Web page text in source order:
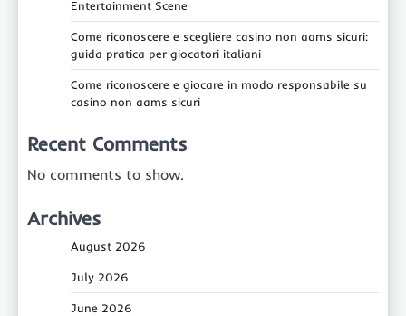
Entertainment Scene
Come riconoscere e scegliere casino non aams sicuri:
guida pratica per giocatori italiani
Come riconoscere e giocare in modo responsabile su
casino non aams sicuri
Recent Comments
No comments to show.
Archives
August 2026
July 2026
June 2026